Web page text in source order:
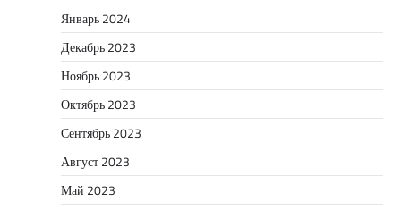
Январь 2024
Декабрь 2023
Ноябрь 2023
Октябрь 2023
Сентябрь 2023
Август 2023
Май 2023